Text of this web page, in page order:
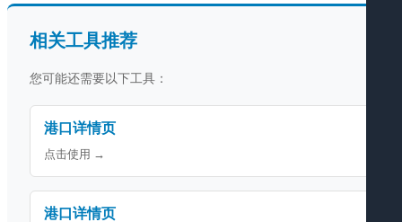
相关工具推荐
您可能还需要以下工具：
港口详情页
点击使用 →
港口详情页